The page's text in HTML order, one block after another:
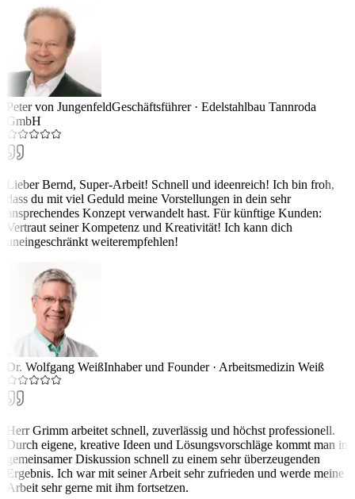
Peter von JungenfeldGeschäftsführer· Edelstahlbau Tannroda
GmbH
Lieber Bernd, Super-Arbeit! Schnell und ideenreich! Ich bin froh,
dass du mit viel Geduld meine Vorstellungen in dein sehr
ansprechendes Konzept verwandelt hast. Für künftige Kunden:
Vertraut seiner Kompetenz und Kreativität! Ich kann dich
uneingeschränkt weiterempfehlen!
Dr. Wolfgang WeißInhaber und Founder· Arbeitsmedizin Weiß
Herr Grimm arbeitet schnell, zuverlässig und höchst professionell.
Durch eigene, kreative Ideen und Lösungsvorschläge kommt man in
gemeinsamer Diskussion schnell zu einem sehr überzeugenden
Ergebnis. Ich war mit seiner Arbeit sehr zufrieden und werde meine
Arbeit sehr gerne mit ihm fortsetzen.